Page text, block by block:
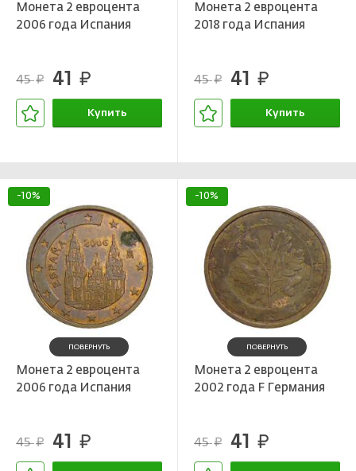
Монета 2 евроцента
2006 года Испания
45руб. 41 руб.
Купить
Монета 2 евроцента
2018 года Испания
45руб. 41 руб.
Купить
-10%
ПОВЕРНУТЬ
Монета 2 евроцента
2006 года Испания
45руб. 41 руб.
-10%
ПОВЕРНУТЬ
Монета 2 евроцента
2002 года F Германия
45руб. 41 руб.